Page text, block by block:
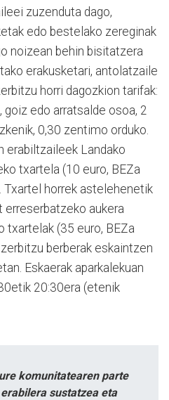
zuzenduta dago,
edo bestelako zereginak
noizean behin bisitatzera
erakusketari, antolatzaile
horri dagozkion tarifak:
edo arratsalde osoa, 2
0,30 zentimo orduko.
erabiltzaileek Landako
txartela (10 euro, BEZa
Txartel horrek astelehenetik
erreserbatzeko aukera
txartelak (35 euro, BEZa
berberak eskaintzen
Eskaerak aparkalekuan
20:30era (etenik
komunitatearen parte
sustatzea eta